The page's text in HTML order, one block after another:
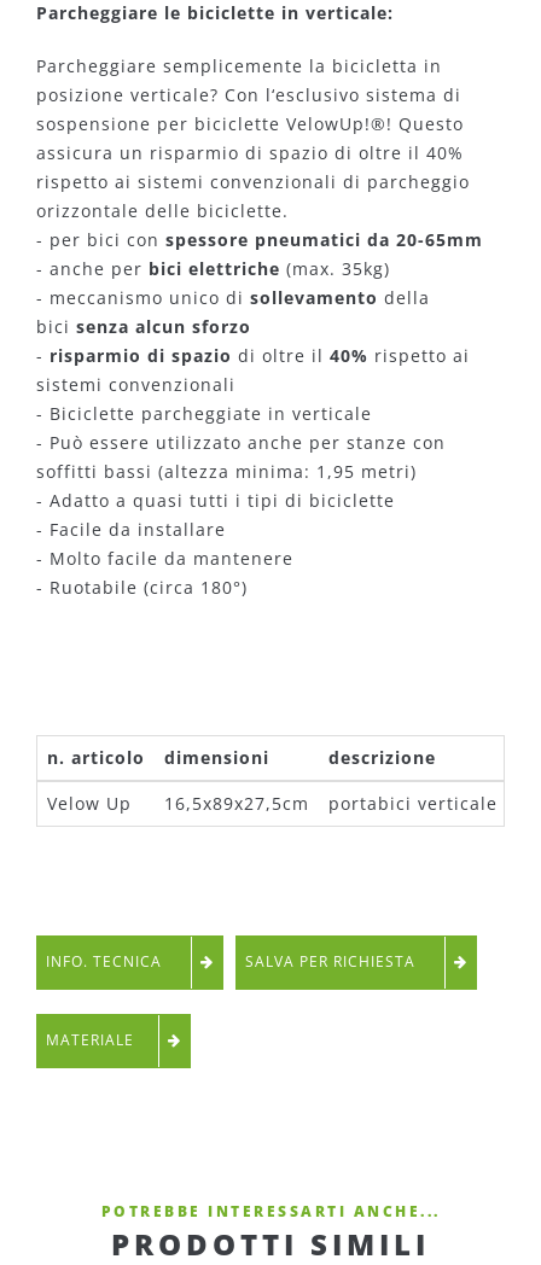
Parcheggiare le biciclette in verticale:
Parcheggiare semplicemente la bicicletta in
posizione verticale? Con l‘esclusivo sistema di
sospensione per biciclette VelowUp!®! Questo
assicura un risparmio di spazio di oltre il 40%
rispetto ai sistemi convenzionali di parcheggio
orizzontale delle biciclette.
- per bici con spessore pneumatici da 20-65mm
- anche per bici elettriche (max. 35kg)
- meccanismo unico di sollevamento della
bici senza alcun sforzo
- risparmio di spazio di oltre il 40% rispetto ai
sistemi convenzionali
- Biciclette parcheggiate in verticale
- Può essere utilizzato anche per stanze con
soffitti bassi (altezza minima: 1,95 metri)
- Adatto a quasi tutti i tipi di biciclette
- Facile da installare
- Molto facile da mantenere
- Ruotabile (circa 180°)
n. articolo dimensioni
descrizione
Velow Up
16,5x89x27,5cm portabici verticale
INFO. TECNICA SALVA PER RICHIESTA
MATERIALE
POTREBBE INTERESSARTI ANCHE...
PRODOTTI SIMILI